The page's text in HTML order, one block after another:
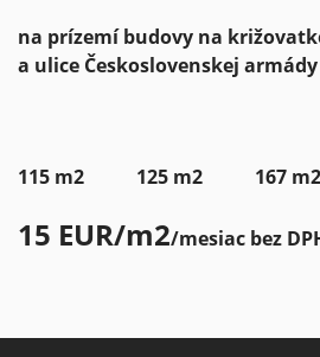
na prízemí budovy na
a ulice Československej armády
115 m2 125 m2 167
15 EUR/m2/mesiac bez